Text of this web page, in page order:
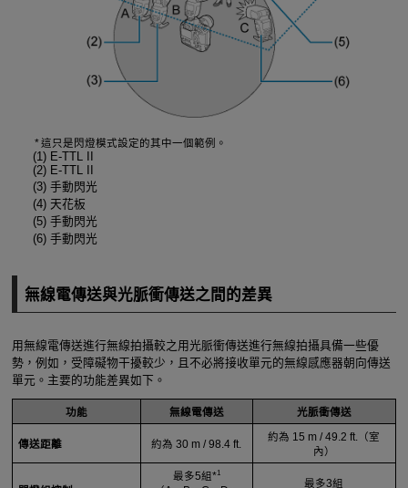
這只是閃燈模式設定的其中一個範例。
(1) E-TTL II
(2) E-TTL II
(3) 手動閃光
(4) 天花板
(5) 手動閃光
(6) 手動閃光
無線電傳送與光脈衝傳送之間的差異
用無線電傳送進行無線拍攝較之用光脈衝傳送進行無線拍攝具備一些優
勢，例如，受障礙物干擾較少，且不必將接收單元的無線感應器朝向傳送
單元。主要的功能差異如下。
功能 無線電傳送 光脈衝傳送
傳送距離 約為30 m /98.4 ft.
約為 15 m /49.2 ft.
（室
內）
最多5組*1
最多3組